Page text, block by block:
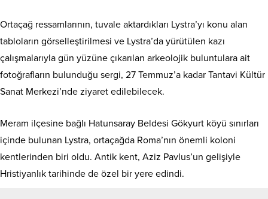
Ortaçağ ressamlarının, tuvale aktardıkları Lystra’yı konu alan
tabloların görselleştirilmesi ve Lystra’da yürütülen kazı
çalışmalarıyla gün yüzüne çıkarılan arkeolojik buluntulara ait
fotoğrafların bulunduğu sergi, 27 Temmuz’a kadar Tantavi Kültür
Sanat Merkezi’nde ziyaret edilebilecek.
Meram ilçesine bağlı Hatunsaray Beldesi Gökyurt köyü sınırları
içinde bulunan Lystra, ortaçağda Roma’nın önemli koloni
kentlerinden biri oldu. Antik kent, Aziz Pavlus’un gelişiyle
Hristiyanlık tarihinde de özel bir yere edindi.